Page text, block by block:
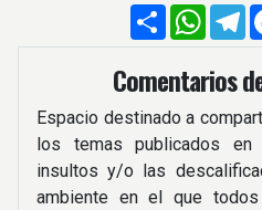
Compartir
Comentarios
Espacio destinado a
los temas publicados
insultos y/o las
ambiente en el que